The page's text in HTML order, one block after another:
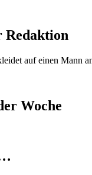
Redaktion
auf einen Mann
Woche